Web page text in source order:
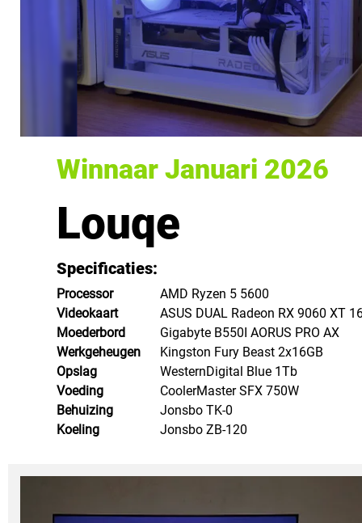
Winnaar Januari 2026
Louqe
Specificaties:
Processor
AMD Ryzen 5 5600
Videokaart
ASUS DUAL Radeon RX 9060 XT
Moederbord
Gigabyte B550I AORUS PRO AX
Werkgeheugen
Kingston Fury Beast 2x16GB
Opslag
WesternDigital Blue 1Tb
Voeding
CoolerMaster SFX 750W
Behuizing
Jonsbo TK-0
Koeling
Jonsbo ZB-120